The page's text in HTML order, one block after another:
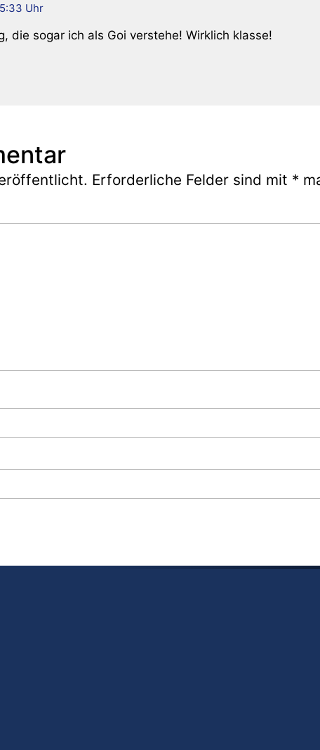
Uhr
die sogar ich als Goi verstehe! Wirklich klasse!
Erforderliche Felder sind mit *